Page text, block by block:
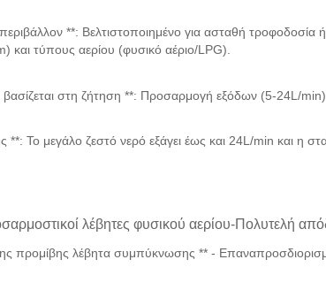
**: Βελτιστοποιημένο για ασταθή
και τύπους αερίου (φυσικό αέριο/LPG).
στη ζήτηση **: Προσαρμογή εξόδων (5-24L/
**: Το μεγάλο ζεστό νερό εξάγει έως και 24L/min και η
λέβητες φυσικού αερίου-Πολυτελή
προμίβης λέβητα συμπύκνωσης ** -